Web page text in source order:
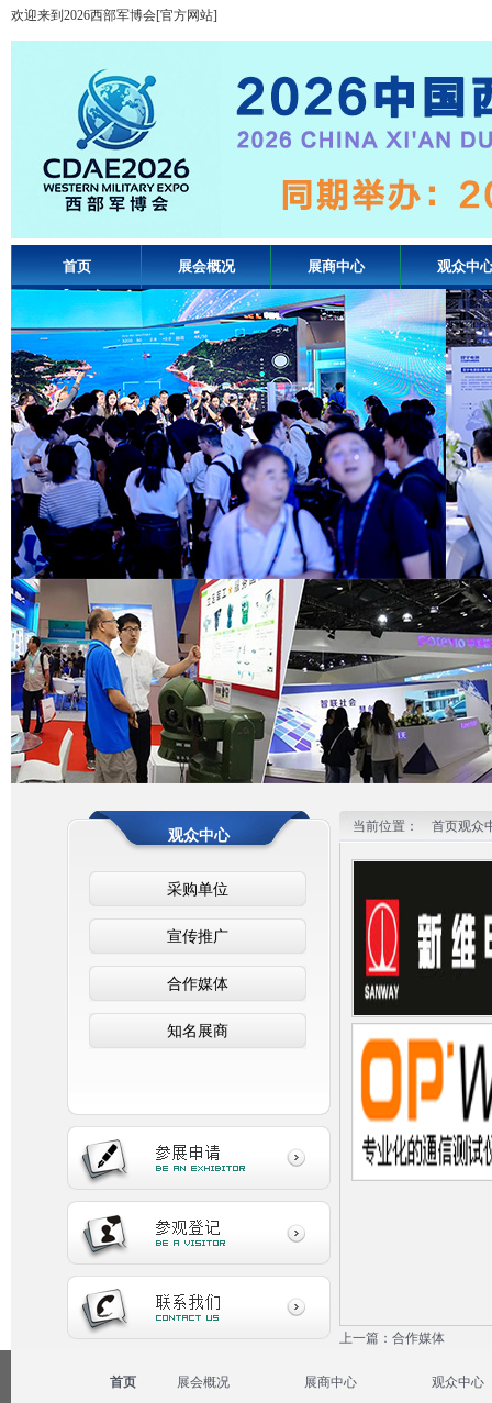
欢迎来到2026西部军博会[官方网站]
首页 展会概况 展商中心 观众中
观众中心
采购单位
宣传推广
合作媒体
知名展商
当前位置： 首页观众
上一篇：合作媒体
首页 展会概况 展商中心 观众中心